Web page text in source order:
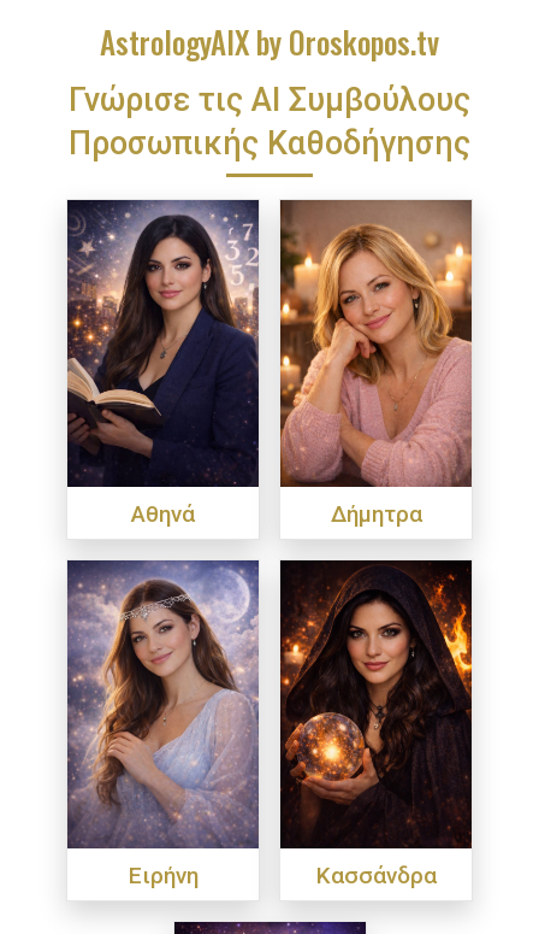
AstrologyAIX by Oroskopos.tv
Γνώρισε τις ΑΙ Συμβούλους
Προσωπικής Καθοδήγησης
Αθηνά Δήμητρα
Ειρήνη Κασσάνδρα